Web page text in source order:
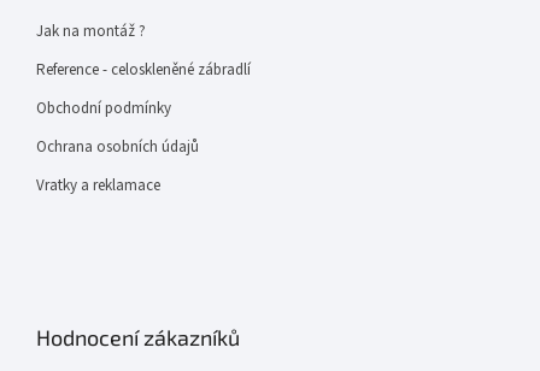
Jak na montáž ?
Reference - celoskleněné zábradlí
Obchodní podmínky
Ochrana osobních údajů
Vratky a reklamace
Hodnocení zákazníků